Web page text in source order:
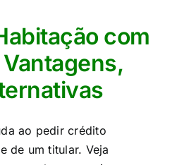
com
ao pedir crédito
de um titular. Veja